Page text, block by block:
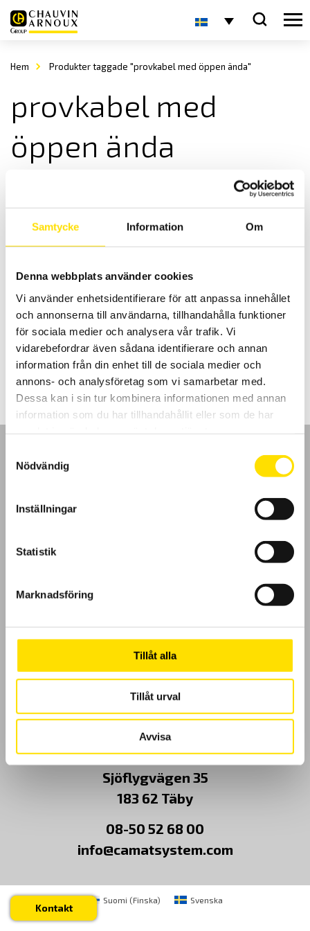
Samtycke Information Om
Denna webbplats använder cookies
Vi använder enhetsidentifierare för att anpassa innehållet
och annonserna till användarna, tillhandahålla funktioner
för sociala medier och analysera vår trafik. Vi
vidarebefordrar även sådana identifierare och annan
information från din enhet till de sociala medier och
annons- och analysföretag som vi samarbetar med.
Dessa kan i sin tur kombinera informationen med annan
information som du har tillhandahållit eller som de har
Nödvändig
Inställningar
Statistik
Marknadsföring
Tillåt alla
Tillåt urval
Avvisa
Hem Produkter taggade "provkabel med öppen ända"
provkabel med
öppen ända
ETL Provkabel PE med 4-polig kontakt och öppen
ände
Provkabel för säker testning vid högspänningsprov.
650.00kr– 950.00krPrisintervall:
650.00 kr
950.00 kr
LÄS MER
Kundundersökning
Om Oss
Kontakt
CA Mätsystem AB
Sjöflygvägen 35
183 62 Täby
08-50 52 68 00
info@camatsystem.com
Kontakt
Suomi (Finska) Svenska